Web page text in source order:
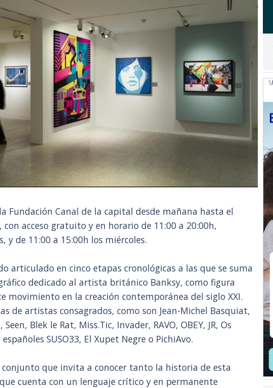
Fundación Canal de la capital desde mañana hasta el
acceso gratuito y en horario de 11:00 a 20:00h,
y de 11:00 a 15:00h los miércoles.
articulado en cinco etapas cronológicas a las que se suma
dedicado al artista británico Banksy, como figura
movimiento en la creación contemporánea del siglo XXI.
de artistas consagrados, como son Jean-Michel Basquiat,
Blek le Rat, Miss.Tic, Invader, RAVO, OBEY, JR, Os
SUSO33, El Xupet Negre o PichiAvo.
conjunto que invita a conocer tanto la historia de esta
cuenta con un lenguaje crítico y en permanente